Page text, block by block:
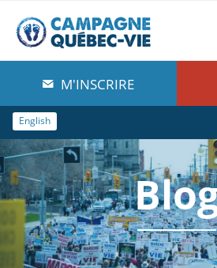
À propos de nous
Blog
Comprendre
Agir
Boutique
M'INSCRIRE
English